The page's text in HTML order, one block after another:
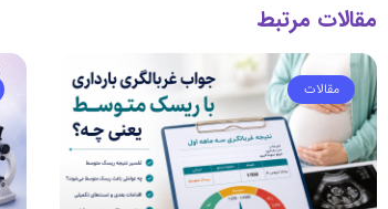
مقالات مرتبط
مقالات